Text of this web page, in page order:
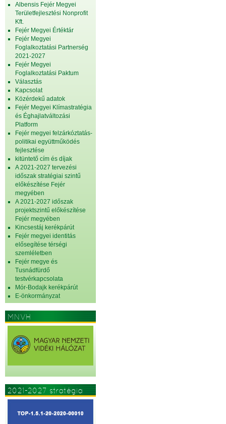
Albensis Fejér Megyei
Területfejlesztési Nonprofit
Kft.
Fejér Megyei Értéktár
Fejér Megyei
Foglalkoztatási Partnerség
2021-2027
Fejér Megyei
Foglalkoztatási Paktum
Választás
Kapcsolat
Közérdekű adatok
Fejér Megyei Klímastratégia
és Éghajlatváltozási
Platform
Fejér megyei felzárkóztatás-
politikai együttműködés
fejlesztése
kitüntető cím és díjak
A 2021-2027 tervezési
időszak stratégiai szintű
előkészítése Fejér
megyében
A 2021-2027 időszak
projektszintű előkészítése
Fejér megyében
Kincsestáj kerékpárút
Fejér megyei identitás
elősegítése térségi
szemléletben
Fejér megye és
Tusnádfürdő
testvérkapcsolata
Mór-Bodajk kerékpárút
E-önkormányzat
MNVH
2021-2027 stratégia